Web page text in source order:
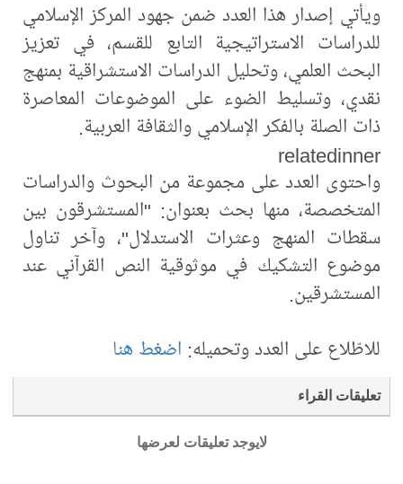
ويأتي إصدار هذا العدد ضمن جهود المركز الإسلامي
للدراسات الاستراتيجية التابع للقسم، في تعزيز
البحث العلمي، وتحليل الدراسات الاستشراقية بمنهج
نقدي، وتسليط الضوء على الموضوعات المعاصرة
ذات الصلة بالفكر الإسلامي والثقافة العربية.
relatedinner
واحتوى العدد على مجموعة من البحوث والدراسات
المتخصصة، منها بحث بعنوان: "المستشرقون بين
سقطات المنهج وعثرات الاستدلال"، وآخر تناول
موضوع التشكيك في موثوقية النص القرآني عند
المستشرقين.
للاطّلاع على العدد وتحميله: اضغط هنا
تعليقات القراء
لايوجد تعليقات لعرضها